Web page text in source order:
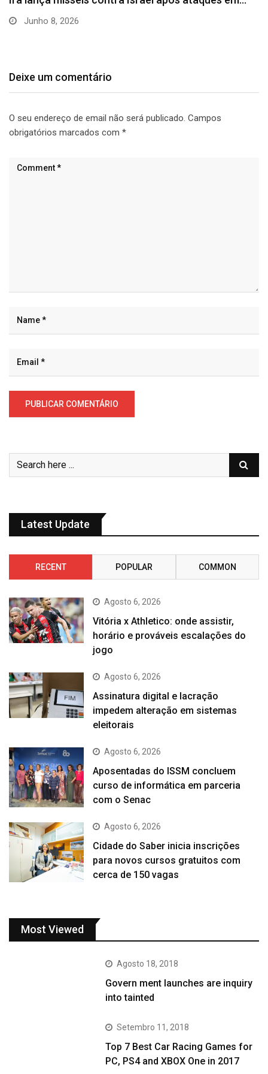
Junho 8, 2026
Deixe um comentário
O seu endereço de email não será publicado. Campos
obrigatórios marcados com *
Latest Update
RECENT POPULAR COMMON
Agosto 6, 2026
Vitória x Athletico: onde assistir,
horário e prováveis escalações do
jogo
Agosto 6, 2026
Assinatura digital e lacração
impedem alteração em sistemas
eleitorais
Agosto 6, 2026
Aposentadas do ISSM concluem
curso de informática em parceria
com o Senac
Agosto 6, 2026
Cidade do Saber inicia inscrições
para novos cursos gratuitos com
cerca de 150 vagas
Most Viewed
Agosto 18, 2018
Govern ment launches are inquiry
into tainted
Setembro 11, 2018
Top 7 Best Car Racing Games for
PC, PS4 and XBOX One in 2017